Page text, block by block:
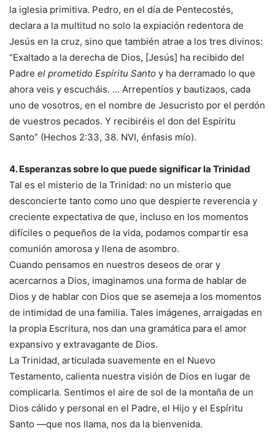
la iglesia primitiva. Pedro, en el día de Pentecostés,
declara a la multitud no solo la expiación redentora de
Jesús en la cruz, sino que también atrae a los tres divinos:
“Exaltado a la derecha de Dios, [Jesús] ha recibido del
Padre el prometido Espíritu Santo y ha derramado lo que
ahora veis y escucháis. … Arrepentíos y bautizaos, cada
uno de vosotros, en el nombre de Jesucristo por el perdón
de vuestros pecados. Y recibiréis el don del Espíritu
Santo” (Hechos 2:33, 38. NVI, énfasis mío).
4. Esperanzas sobre lo que puede significar la Trinidad
Tal es el misterio de la Trinidad: no un misterio que
desconcierte tanto como uno que despierte reverencia y
creciente expectativa de que, incluso en los momentos
difíciles o pequeños de la vida, podamos compartir esa
comunión amorosa y llena de asombro.
Cuando pensamos en nuestros deseos de orar y
acercarnos a Dios, imaginamos una forma de hablar de
Dios y de hablar con Dios que se asemeja a los momentos
de intimidad de una familia. Tales imágenes, arraigadas en
la propia Escritura, nos dan una gramática para el amor
expansivo y extravagante de Dios.
La Trinidad, articulada suavemente en el Nuevo
Testamento, calienta nuestra visión de Dios en lugar de
complicarla. Sentimos el aire de sol de la montaña de un
Dios cálido y personal en el Padre, el Hijo y el Espíritu
Santo —que nos llama, nos da la bienvenida.